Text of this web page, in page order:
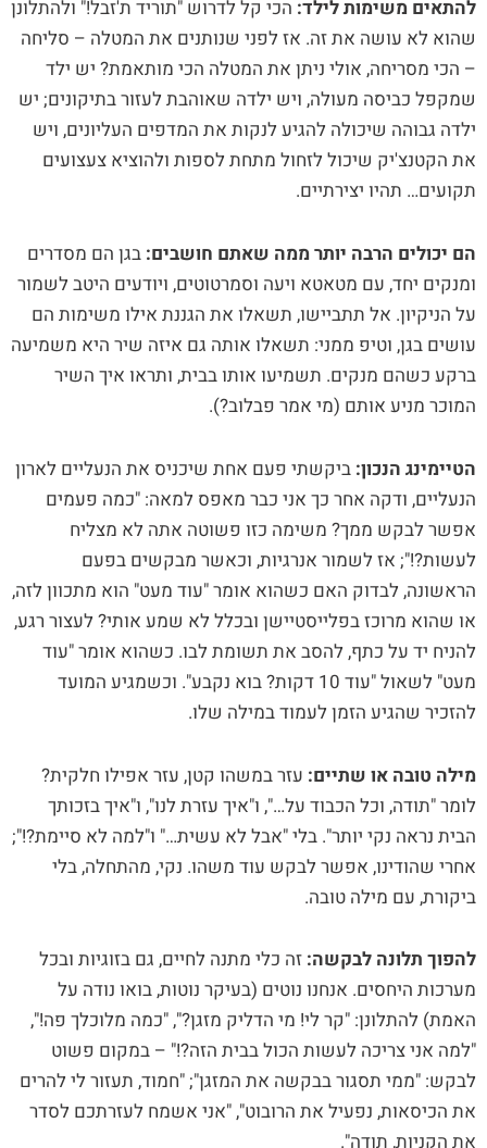
להתאים משימות לילד: הכי קל לדרוש "תוריד ת'זבל!" ולהתלונן
שהוא לא עושה את זה. אז לפני שנותנים את המטלה – סליחה
– הכי מסריחה, אולי ניתן את המטלה הכי מותאמת? יש ילד
שמקפל כביסה מעולה, ויש ילדה שאוהבת לעזור בתיקונים; יש
ילדה גבוהה שיכולה להגיע לנקות את המדפים העליונים, ויש
את הקטנצ'יק שיכול לזחול מתחת לספות ולהוציא צעצועים
תקועים… תהיו יצירתיים.
הם יכולים הרבה יותר ממה שאתם חושבים: בגן הם מסדרים
ומנקים יחד, עם מטאטא ויעה וסמרטוטים, ויודעים היטב לשמור
על הניקיון. אל תתביישו, תשאלו את הגננת אילו משימות הם
עושים בגן, וטיפ ממני: תשאלו אותה גם איזה שיר היא משמיעה
ברקע כשהם מנקים. תשמיעו אותו בבית, ותראו איך השיר
המוכר מניע אותם (מי אמר פבלוב?).
הטיימינג הנכון: ביקשתי פעם אחת שיכניס את הנעליים לארון
הנעליים, ודקה אחר כך אני כבר מאפס למאה: "כמה פעמים
אפשר לבקש ממך? משימה כזו פשוטה אתה לא מצליח
לעשות?!"; אז לשמור אנרגיות, וכאשר מבקשים בפעם
הראשונה, לבדוק האם כשהוא אומר "עוד מעט" הוא מתכוון לזה,
או שהוא מרוכז בפלייסטיישן ובכלל לא שמע אותי? לעצור רגע,
להניח יד על כתף, להסב את תשומת לבו. כשהוא אומר "עוד
מעט" לשאול "עוד 10 דקות? בוא נקבע". וכשמגיע המועד
להזכיר שהגיע הזמן לעמוד במילה שלו.
מילה טובה או שתיים: עזר במשהו קטן, עזר אפילו חלקית?
לומר "תודה, וכל הכבוד על…", ו"איך עזרת לנו", ו"איך בזכותך
הבית נראה נקי יותר". בלי "אבל לא עשית…" ו"למה לא סיימת?!";
אחרי שהודינו, אפשר לבקש עוד משהו. נקי, מהתחלה, בלי
ביקורת, עם מילה טובה.
להפוך תלונה לבקשה: זה כלי מתנה לחיים, גם בזוגיות ובכל
מערכות היחסים. אנחנו נוטים (בעיקר נוטות, בואו נודה על
האמת) להתלונן: "קר לי! מי הדליק מזגן?", "כמה מלוכלך פה!",
"למה אני צריכה לעשות הכול בבית הזה?!" – במקום פשוט
לבקש: "ממי תסגור בבקשה את המזגן"; "חמוד, תעזור לי להרים
את הכיסאות, נפעיל את הרובוט", "אני אשמח לעזרתכם לסדר
את הקניות, תודה".